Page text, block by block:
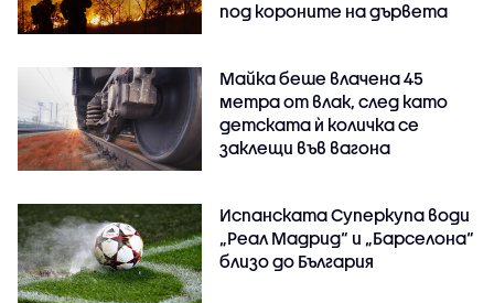
под короните на дървета
Майка беше влачена 45
метра от влак, след като
детската ѝ количка се
заклещи във вагона
Испанската Суперкупа води
„Реал Мадрид“ и „Барселона“
близо до България